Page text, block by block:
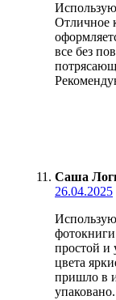
Отличное
все без
Саша
26.04.2025
простой и
цвета
пришло в